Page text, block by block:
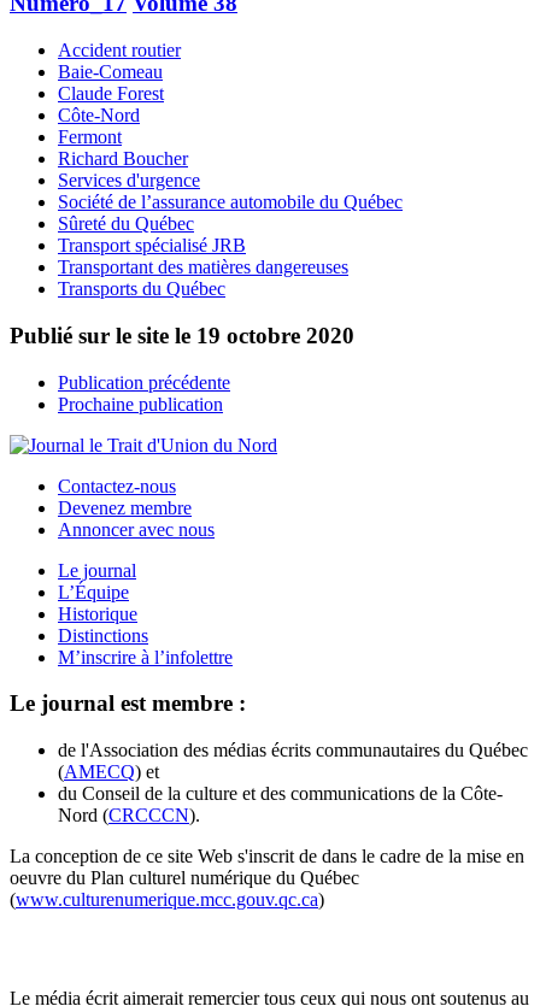
Accident routier
Baie-Comeau
Claude Forest
Côte-Nord
Fermont
Richard Boucher
Services d'urgence
Société de l’assurance automobile du Québec
Sûreté du Québec
Transport spécialisé JRB
Transportant des matières dangereuses
Transports du Québec
Publié sur le site le 19 octobre 2020
Publication précédente
Prochaine publication
Contactez-nous
Devenez membre
Annoncer avec nous
Le journal
L’Équipe
Historique
Distinctions
M’inscrire à l’infolettre
Le journal est membre :
de l'Association des médias écrits communautaires du Québec
(AMECQ) et
du Conseil de la culture et des communications de la Côte-
Nord (CRCCCN).
La conception de ce site Web s'inscrit de dans le cadre de la mise en
oeuvre du Plan culturel numérique du Québec
(www.culturenumerique.mcc.gouv.qc.ca)
Le média écrit aimerait remercier tous ceux qui nous ont soutenus au